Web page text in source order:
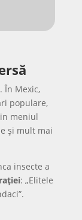
În Mexic,
populare,
meniul
și mult mai
insecte a
: „Elitele